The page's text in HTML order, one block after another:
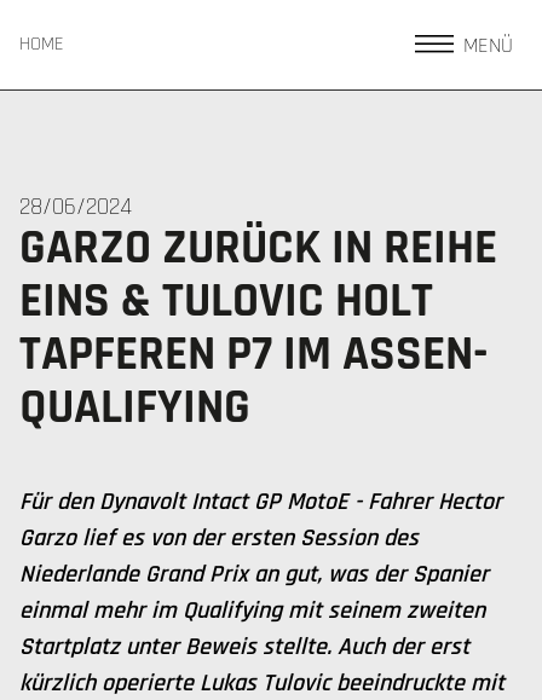
HOME MENÜ
28/06/2024
GARZO ZURÜCK IN REIHE
EINS & TULOVIC HOLT
TAPFEREN P7 IM ASSEN-
QUALIFYING
Für den Dynavolt Intact GP MotoE - Fahrer Hector
Garzo lief es von der ersten Session des
Niederlande Grand Prix an gut, was der Spanier
einmal mehr im Qualifying mit seinem zweiten
Startplatz unter Beweis stellte. Auch der erst
kürzlich operierte Lukas Tulovic beeindruckte mit